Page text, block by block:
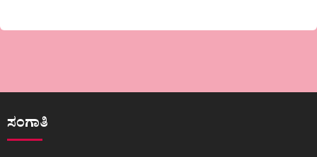
ಸಂಗಾತಿ